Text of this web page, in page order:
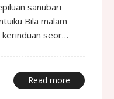
sanubari
Bila malam
kerinduan seor…
Read more